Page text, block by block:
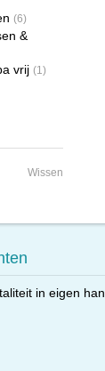
(6)
&
vrij (1)
Wissen
in eigen